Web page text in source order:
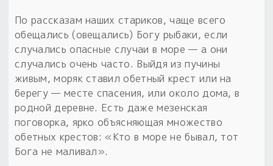
По рассказам наших стариков, чаще всего
обещались (овещались) Богу рыбаки, если
случались опасные случаи в море — а они
случались очень часто. Выйдя из пучины
живым, моряк ставил обетный крест или на
берегу — месте спасения, или около дома, в
родной деревне. Есть даже мезенская
поговорка, ярко объясняющая множество
обетных крестов: «Кто в море не бывал, тот
Бога не маливал».